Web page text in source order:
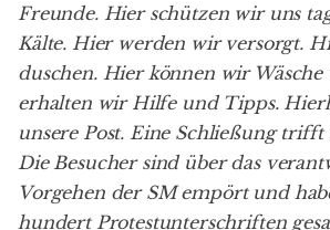
Freunde. Hier schützen wir uns
Kälte. Hier werden wir versorgt.
duschen. Hier können wir Wäsche
erhalten wir Hilfe und Tipps.
unsere Post. Eine Schließung trifft
Die Besucher sind über das
Vorgehen der SM empört und
hundert Protestunterschriften